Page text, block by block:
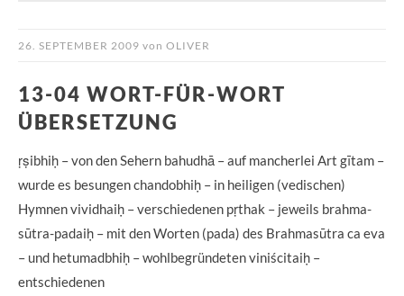
26. SEPTEMBER 2009 von OLIVER
13-04 WORT-FÜR-WORT
ÜBERSETZUNG
ṛṣibhiḥ – von den Sehern bahudhā – auf mancherlei Art gītam –
wurde es besungen chandobhiḥ – in heiligen (vedischen)
Hymnen vividhaiḥ – verschiedenen pṛthak – jeweils brahma-
sūtra-padaiḥ – mit den Worten (pada) des Brahmasūtra ca eva
– und hetumadbhiḥ – wohlbegründeten viniścitaiḥ –
entschiedenen